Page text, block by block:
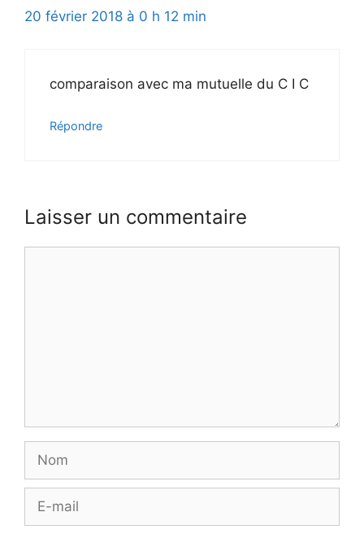
20 février 2018 à 0 h 12 min
comparaison avec ma mutuelle du C I C
Répondre
Laisser un commentaire
Nom